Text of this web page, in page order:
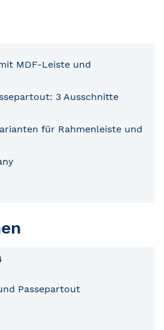
MDF-Leiste und
3 Ausschnitte
für Rahmenleiste und
Passepartout